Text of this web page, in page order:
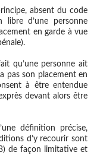
absent du code
libre d’une personne
en garde à vue
qu’une personne ait
pas son placement en
à être entendue
devant alors être
définition précise,
d’y recourir sont
de façon limitative et